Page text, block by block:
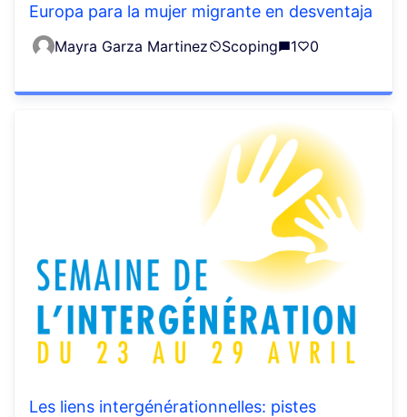
Europa para la mujer migrante en desventaja
Mayra Garza Martinez Scoping 1 0
Les liens intergénérationnelles: pistes